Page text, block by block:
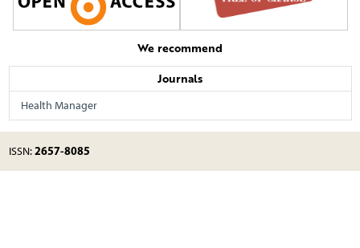
We recommend
Journals
Health Manager
ISSN:2657-8085